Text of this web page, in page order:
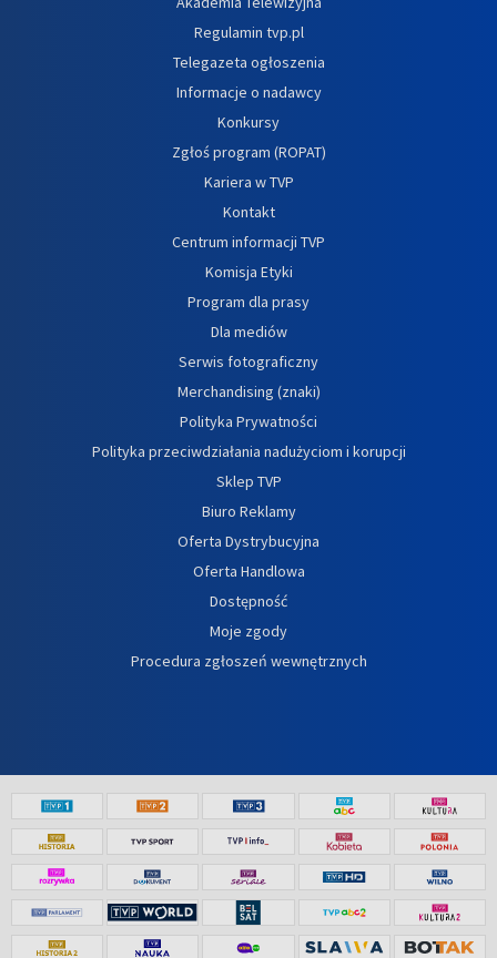
Regulamin tvp.pl
Telegazeta ogłoszenia
Informacje o nadawcy
Konkursy
Zgłoś program (ROPAT)
Kariera w TVP
Kontakt
Centrum informacji TVP
Komisja Etyki
Program dla prasy
Dla mediów
Serwis fotograficzny
Merchandising (znaki)
Polityka Prywatności
Polityka przeciwdziałania nadużyciom i korupcji
Sklep TVP
Biuro Reklamy
Oferta Dystrybucyjna
Oferta Handlowa
Dostępność
Moje zgody
Procedura zgłoszeń wewnętrznych